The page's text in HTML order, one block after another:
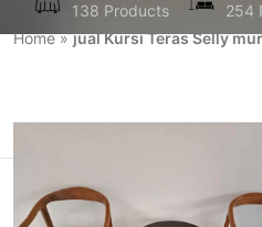
138 Products
254
Home»jual Kursi Teras Selly